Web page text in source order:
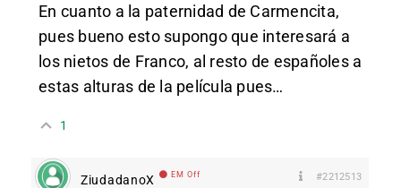
En cuanto a la paternidad de Carmencita,
pues bueno esto supongo que interesará a
los nietos de Franco, al resto de españoles a
estas alturas de la película pues…
1
ZiudadanoX EM Off #2212513